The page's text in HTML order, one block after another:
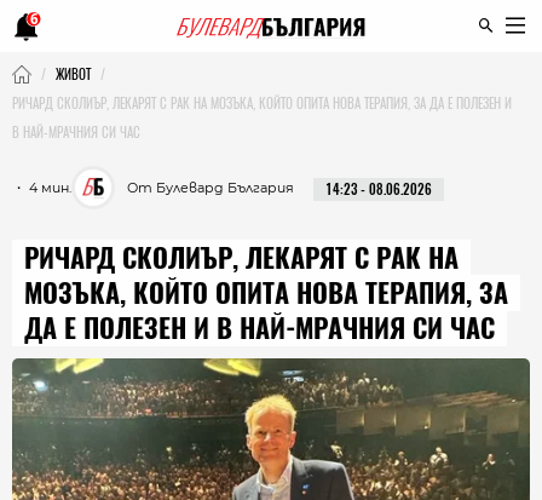
6
ЖИВОТ
РИЧАРД СКОЛИЪР, ЛЕКАРЯТ С РАК НА МОЗЪКА, КОЙТО ОПИТА НОВА ТЕРАПИЯ, ЗА ДА Е ПОЛЕЗЕН И
В НАЙ-МРАЧНИЯ СИ ЧАС
・ 4 мин. От Булевард България 14:23 - 08.06.2026
РИЧАРД СКОЛИЪР, ЛЕКАРЯТ С РАК НА
МОЗЪКА, КОЙТО ОПИТА НОВА ТЕРАПИЯ, ЗА
ДА Е ПОЛЕЗЕН И В НАЙ-МРАЧНИЯ СИ ЧАС